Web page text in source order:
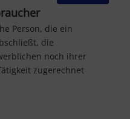
Person, die ein
die
noch ihrer
zugerechnet